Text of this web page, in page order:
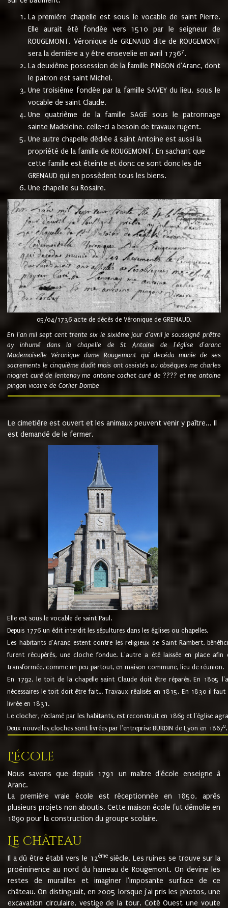
La première chapelle est sous le vocable de saint Pierre.
Elle aurait été fondée vers 1510 par le seigneur de
ROUGEMONT. Véronique de GRENAUD dite de ROUGEMONT
sera la dernière a y être ensevelie en avril 17367.
La deuxième possession de la famille PINGON d'Aranc, dont
le patron est saint Michel.
Une troisième fondée par la famille SAVEY du lieu, sous le
vocable de saint Claude.
Une quatrième de la famille SAGE sous le patronnage
sainte Madeleine. celle-ci a besoin de travaux rugent.
Une autre chapelle dédiée à saint Antoine est aussi la
propriété de la famille de ROUGEMONT. En sachant que
cette famille est éteinte et donc ce sont donc les de
GRENAUD qui en possèdent tous les biens.
Une chapelle su Rosaire.
05/04/1736 acte de décès de Véronique de GRENAUD.
En l'an mil sept cent trente six le sixième jour d'avril je soussigné prêtre
ay inhumé dans la chapelle de St Antoine de l'église d'aranc
Mademoiselle Véronique dame Rougemont qui decéda munie de ses
sacrements le cinquième dudit mois ont assistés au obsèques me charles
niogret curé de lentenay me antoine cachet curé de ???? et me antoine
pingon vicaire de Corlier Dombe
Le cimetière est ouvert et les animaux peuvent venir y paître... Il
est demandé de le fermer.
Elle est sous le vocable de saint Paul.
Depuis 1776 un édit interdit les sépultures dans les églises ou chapelles.
Les habitants d'Aranc estent contre les religieux de Saint Rambert,
furent récupérés, une cloche fondue. L'autre a été laissée en place
transformée, comme un peu partout, en maison commune, lieu de réunion.
En 1792, le toit de la chapelle saint Claude doit être réparés. En 1805
nécessaires le toit doit être fait... Travaux réalisés en 1815. En 1830 il
livrée en 1831.
Le clocher, réclamé par les habitants, est reconstruit en 1869 et l'église
Deux nouvelles cloches sont livrées par l'entreprise BURDIN de Lyon en 18678.
L'école
Nous savons que depuis 1791 un maître d'école enseigne à
Aranc.
La première vraie école est réceptionnée en 1850, après
plusieurs projets non aboutis. Cette maison école fut démolie en
1890 pour la construction du groupe scolaire.
Le château
Il a dû être établi vers le 12èmesiècle. Les ruines se trouve sur la
proéminence au nord du hameau de Rougemont. On devine les
restes de murailles et imaginer l'imposante surface de ce
château. On distinguait, en 2005 lorsque j'ai pris les photos, une
excavation circulaire, vestige de la tour. Coté Ouest une voute